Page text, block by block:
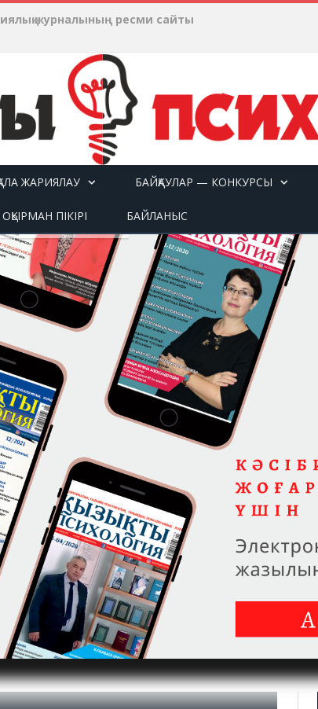
журналының ресми сайты
ЖАРИЯЛАУ БАЙҚАУЛАР — КОНКУРСЫ
ОҚЫРМАН ПІКІРІ БАЙЛАНЫС